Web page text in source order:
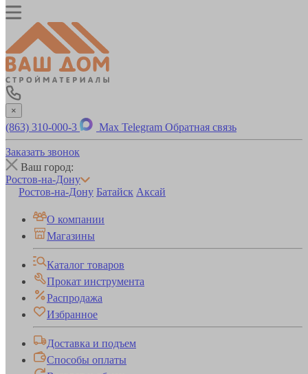
×
(863) 310-000-3 Max Telegram Обратная связь
Заказать звонок
Ваш город:
Ростов-на-Дону
Ростов-на-Дону Батайск Аксай
О компании
Магазины
Каталог товаров
Прокат инструмента
Распродажа
Избранное
Доставка и подъем
Способы оплаты